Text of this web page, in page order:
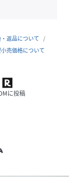
返品について
売価格について
に投稿